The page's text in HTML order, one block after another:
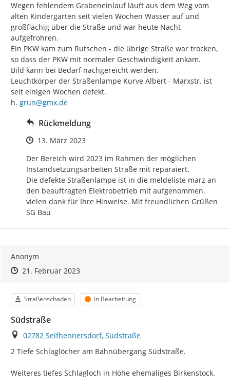
Wegen fehlendem Grabeneinlauf läuft aus dem Weg vom
alten Kindergarten seit vielen Wochen Wasser auf und
großflächig über die Straße und war heute Nacht
aufgefrohren.
Ein PKW kam zum Rutschen - die übrige Straße war trocken,
so dass der PKW mit normaler Geschwindigkeit ankam.
Bild kann bei Bedarf nachgereicht werden.
Leuchtkörper der Straßenlampe Kurve Albert - Marxstr. ist
seit einigen Wochen defekt.
h. grun@gmx.de
Rückmeldung
Zeitpunkt des Erstellens
13. März 2023
Der Bereich wird 2023 im Rahmen der möglichen
Instandsetzungsarbeiten Straße mit reparaiert.
Die defekte Straßenlampe ist in die meldeliste märz an
den beauftragten Elektrobetrieb mit aufgenommen.
vielen dank für Ihre Hinweise. Mit freundlichen Grüßen
SG Bau
Anonym
Zeitpunkt des Erstellens
Zeitpunkt des Erstellens
21. Februar 2023Zur Äußerung
Kategorie
Straßenschaden Status
In Bearbeitung
Südstraße
Ort
02782 Seifhennersdorf, Südstraße
2 Tiefe Schlaglöcher am Bahnübergang Südstraße.
Weiteres tiefes Schlagloch in Höhe ehemaliges Birkenstock.